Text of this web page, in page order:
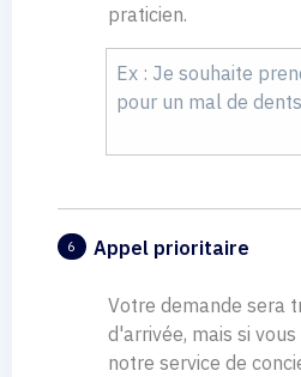
praticien.
6 Appel prioritaire
Votre demande sera
d'arrivée, mais si
notre service de